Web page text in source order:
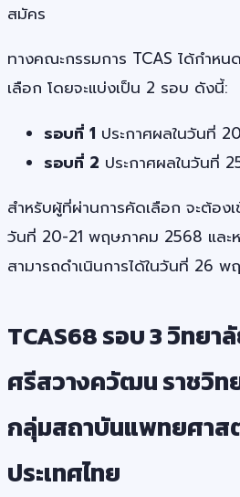
สมัคร
ทางคณะกรรมการ TCAS ได้กำห
เลือก โดยจะแบ่งเป็น 2 รอบ ดังนี้:
รอบที่ 1 ประกาศผลในวันที่
รอบที่ 2 ประกาศผลในวันที่
สำหรับผู้ที่ผ่านการคัดเลือก จะต้อง
วันที่ 20-21 พฤษภาคม 2568 และ
สามารถดำเนินการได้ในวันที่ 26
TCAS68 รอบ 3 วิทย
ศรีสวางควัฒน ราชวิ
กลุ่มสถาบันแพทยศาส
ประเทศไทย